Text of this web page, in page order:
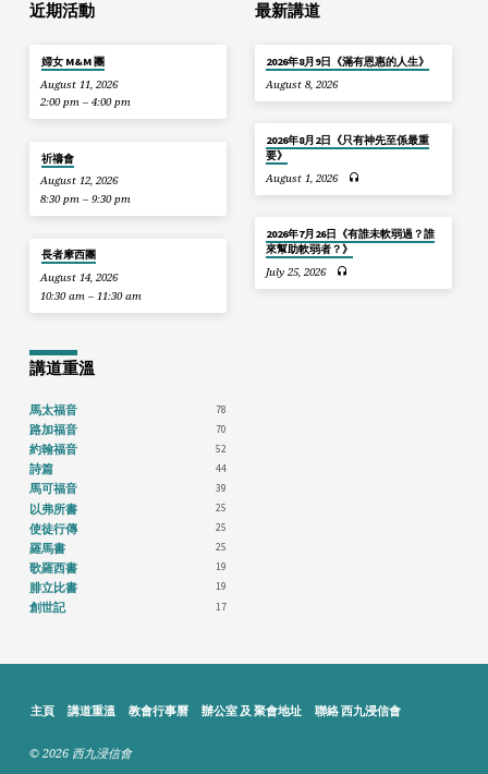
近期活動
婦女 M&M 團
August 11, 2026
2:00 pm – 4:00 pm
祈禱會
August 12, 2026
8:30 pm – 9:30 pm
長者摩西團
August 14, 2026
10:30 am – 11:30 am
最新講道
2026年8月9日《滿有恩惠的人生》
August 8, 2026
2026年8月2日《只有神先至係最重
要》
August 1, 2026
2026年7月26日《有誰未軟弱過？誰
來幫助軟弱者？》
July 25, 2026
講道重溫
馬太福音 78
路加福音 70
約翰福音 52
詩篇 44
馬可福音 39
以弗所書 25
使徒行傳 25
羅馬書 25
歌羅西書 19
腓立比書 19
創世記 17
主頁 講道重溫 教會行事曆 辦公室 及 聚會地址 聯絡 西九浸信會
© 2026 西九浸信會